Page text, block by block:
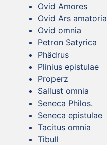
Ovid Amores
Ovid Ars amatoria
Ovid omnia
Petron Satyrica
Phädrus
Plinius epistulae
Properz
Sallust omnia
Seneca Philos.
Seneca epistulae
Tacitus omnia
Tibull